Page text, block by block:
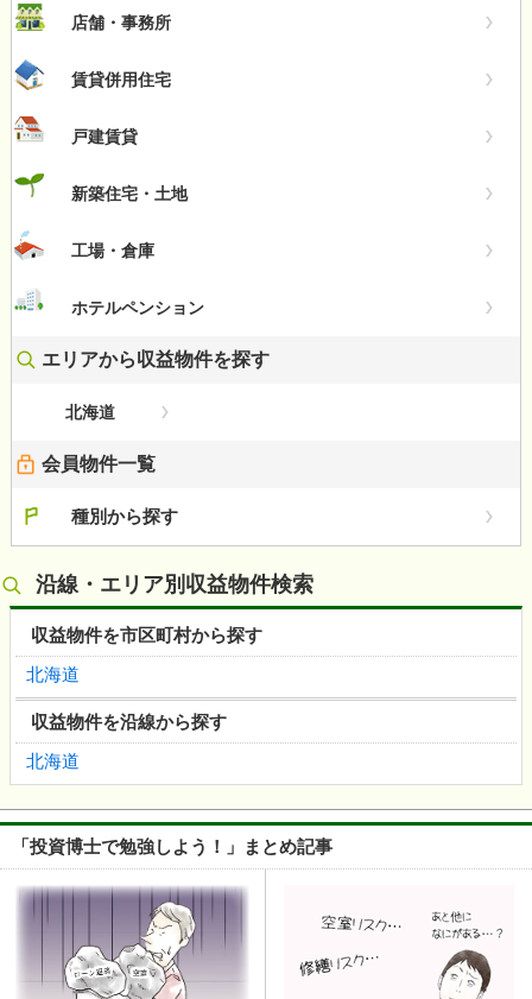
店舗・事務所
賃貸併用住宅
戸建賃貸
新築住宅・土地
工場・倉庫
ホテルペンション
エリアから収益物件を探す
北海道
会員物件一覧
種別から探す
沿線・エリア別収益物件検索
収益物件を市区町村から探す
北海道
収益物件を沿線から探す
北海道
「投資博士で勉強しよう！」まとめ記事